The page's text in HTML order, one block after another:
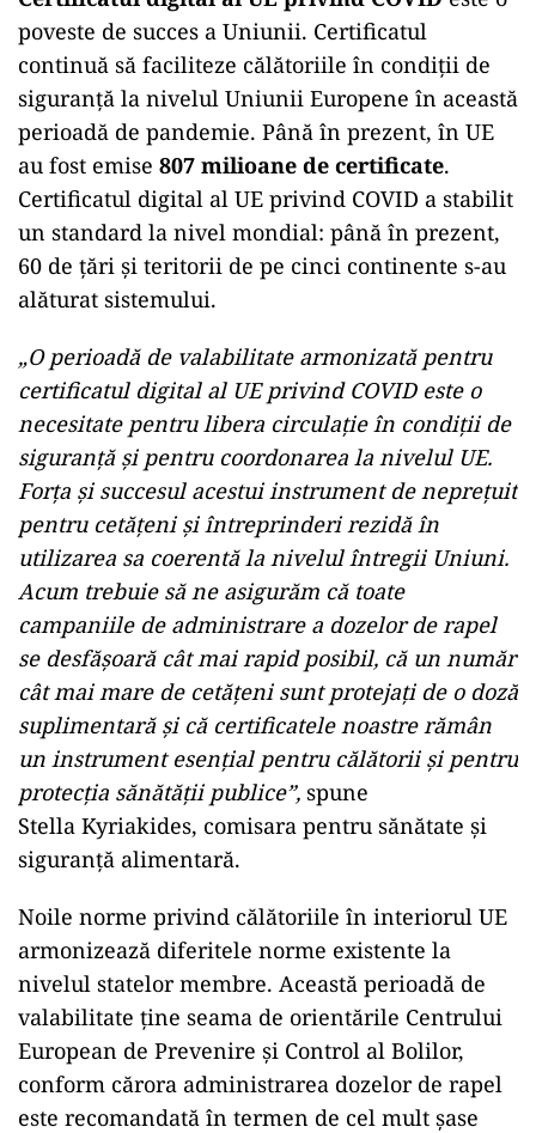
poveste de succes a Uniunii. Certificatul
continuă să faciliteze călătoriile în condiții de
siguranță la nivelul Uniunii Europene în această
perioadă de pandemie. Până în prezent, în UE
au fost emise 807 milioane de certificate.
Certificatul digital al UE privind COVID a stabilit
un standard la nivel mondial: până în prezent,
60 de țări și teritorii de pe cinci continente s-au
alăturat sistemului.
„O perioadă de valabilitate armonizată pentru
certificatul digital al UE privind COVID este o
necesitate pentru libera circulație în condiții de
siguranță și pentru coordonarea la nivelul UE.
Forța și succesul acestui instrument de neprețuit
pentru cetățeni și întreprinderi rezidă în
utilizarea sa coerentă la nivelul întregii Uniuni.
Acum trebuie să ne asigurăm că toate
campaniile de administrare a dozelor de rapel
se desfășoară cât mai rapid posibil, că un număr
cât mai mare de cetățeni sunt protejați de o doză
suplimentară și că certificatele noastre rămân
un instrument esențial pentru călătorii și pentru
protecția sănătății publice”, spune
Stella Kyriakides, comisara pentru sănătate și
siguranță alimentară.
Noile norme privind călătoriile în interiorul UE
armonizează diferitele norme existente la
nivelul statelor membre. Această perioadă de
valabilitate ține seama de orientările Centrului
European de Prevenire și Control al Bolilor,
conform cărora administrarea dozelor de rapel
este recomandată în termen de cel mult șase